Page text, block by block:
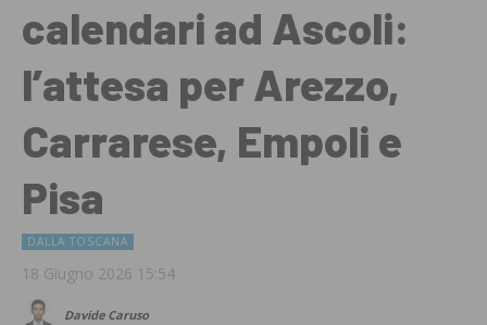
calendari ad Ascoli:
l’attesa per Arezzo,
Carrarese, Empoli e
Pisa
DALLA TOSCANA
18 Giugno 2026 15:54
Davide Caruso